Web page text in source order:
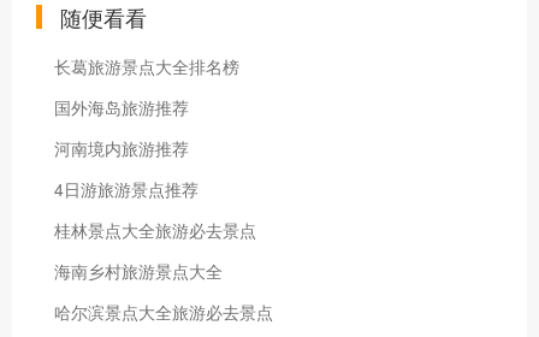
随便看看
长葛旅游景点大全排名榜
国外海岛旅游推荐
河南境内旅游推荐
4日游旅游景点推荐
桂林景点大全旅游必去景点
海南乡村旅游景点大全
哈尔滨景点大全旅游必去景点